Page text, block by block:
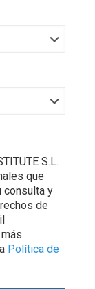
S.L.
que
consulta y
de
Política de